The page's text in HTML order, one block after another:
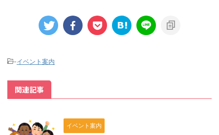
-イベント案内
関連記事
イベント案内